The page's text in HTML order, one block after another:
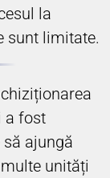
la
sunt limitate.
a fost
ajungă
unități